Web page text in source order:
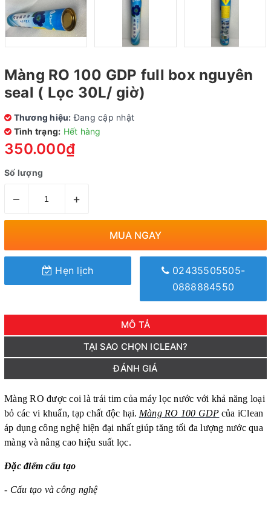
Màng RO 100 GDP full box nguyên
seal ( Lọc 30L/ giờ)
Thương hiệu: Đang cập nhật
Tình trạng: Hết hàng
350.000₫
Số lượng
– +
MUA NGAY
Hẹn lịch
02435505505-
0888884550
MÔ TẢ
TẠI SAO CHỌN ICLEAN?
ĐÁNH GIÁ
Màng RO được coi là trái tim của máy lọc nước với khả năng loại
bỏ các vi khuẩn, tạp chất độc hại. Màng RO 100 GDP của iClean
áp dụng công nghệ hiện đại nhất giúp tăng tối đa lượng nước qua
màng và nâng cao hiệu suất lọc.
Đặc điểm cấu tạo
- Cấu tạo và công nghệ